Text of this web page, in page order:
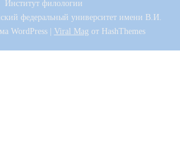
Институт филологии
федеральный университет имени В.И.
WordPress | Viral Mag от HashThemes